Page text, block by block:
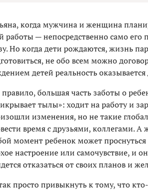
когда мужчина и женщина
работы — непосредственно само его
Но когда дети рождаются, жизнь
не обо всем можно
детей реальность
правило, большая часть заботы о
тылы»: ходит на работу и
изменения, но не такие
время с друзьями, коллегами. А
момент ребенок может
настроение или самочувствие, и
отказаться от своих планов и
просто привыкнуть к тому, что